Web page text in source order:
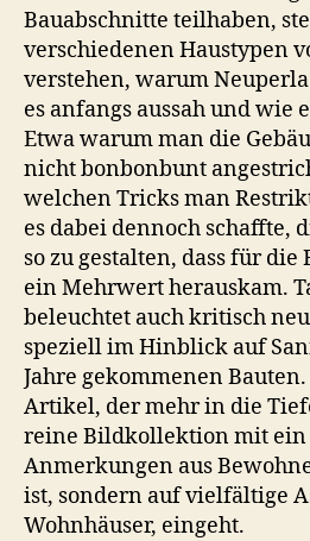
Bauabschnitte teilhaben,
verschiedenen Haustypen
verstehen, warum
es anfangs aussah und wie
Etwa warum man die
nicht bonbonbunt
welchen Tricks man
es dabei dennoch schaffte,
so zu gestalten, dass für
ein Mehrwert herauskam.
beleuchtet auch kritisch
speziell im Hinblick auf
Jahre gekommenen
Artikel, der mehr in die
reine Bildkollektion mit ein
Anmerkungen aus
ist, sondern auf vielfältige
Wohnhäuser, eingeht.